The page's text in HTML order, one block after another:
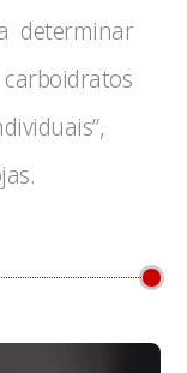
determinar